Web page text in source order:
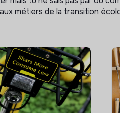
métiers de la transition